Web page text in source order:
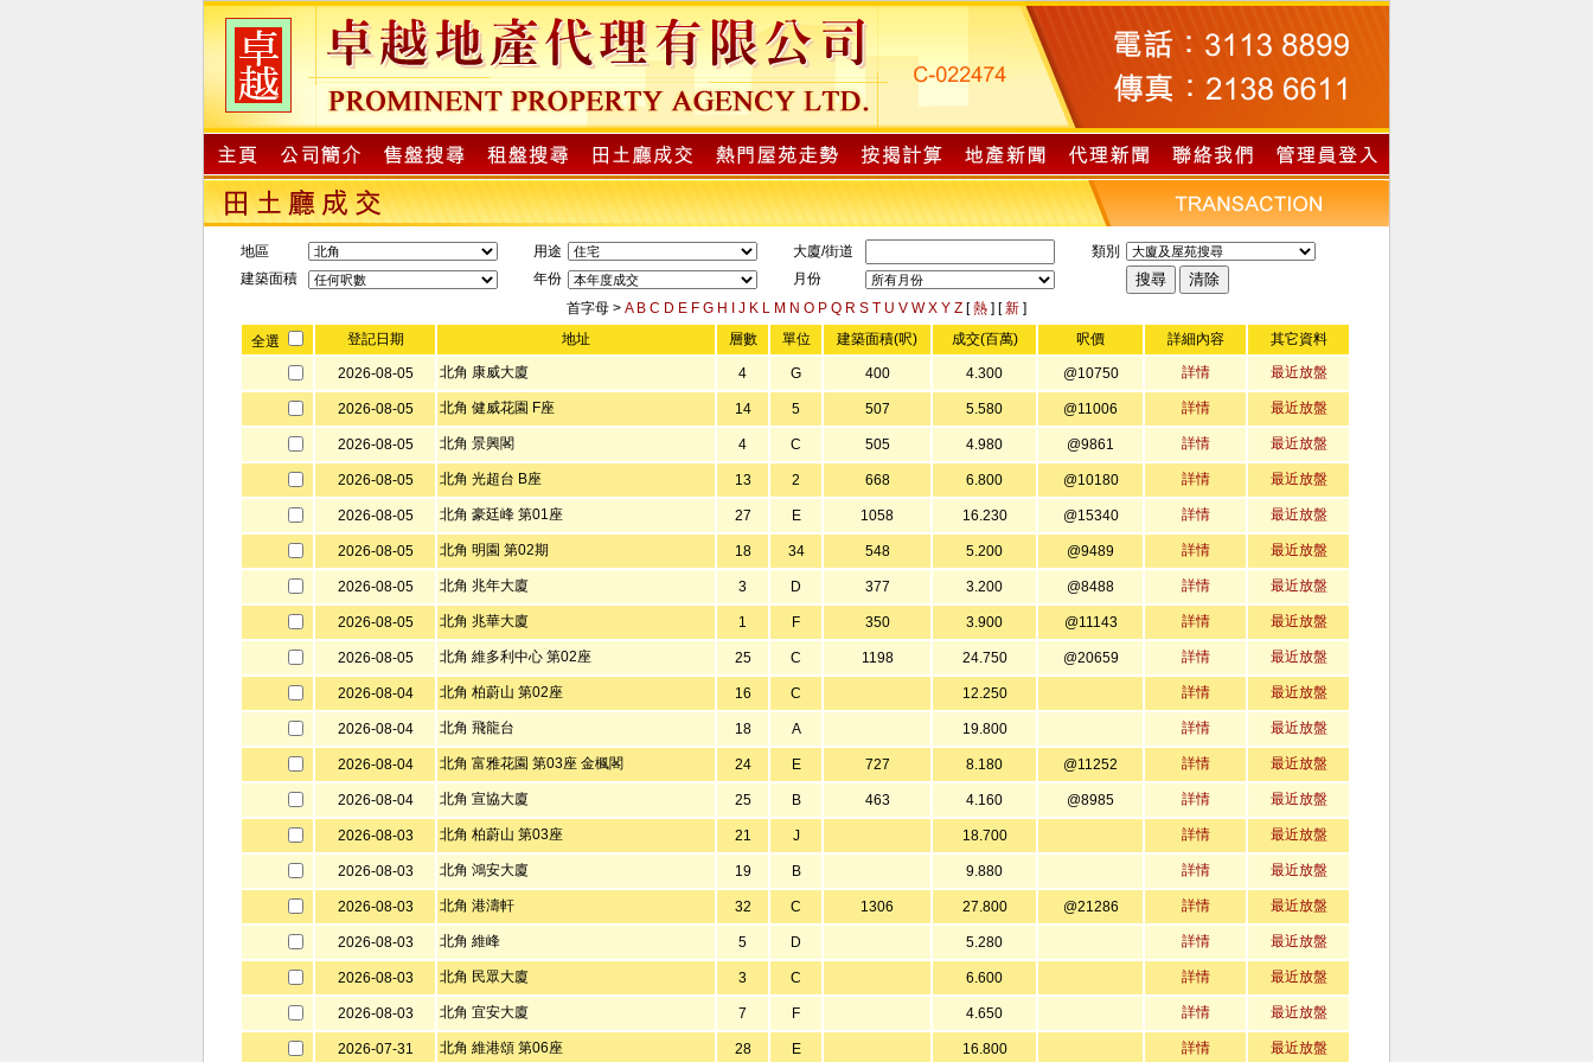
地區 用途 大廈/街道
類別
建築面積
年份
月份
首字母 > A B C D E F G H J K L M N O P Q R S T U V W X Y Z [熱 ] [新 ]
全選
登記日期 地址 層數 單位 建築面積(呎) 成交(百萬) 呎價 詳細內容 其它資料
2026-08-05 北角 康威大廈 4 G 400 4.300 @10750 詳情 最近放盤
2026-08-05 北角 健威花園 F座 14 5 507 5.580 @11006 詳情 最近放盤
2026-08-05 北角 景興閣 4 C 505 4.980 @9861 詳情 最近放盤
2026-08-05 北角 光超台 B座 13 2 668 6.800 @10180 詳情 最近放盤
2026-08-05 北角 豪廷峰 第01座 27 E 1058 16.230 @15340 詳情 最近放盤
2026-08-05 北角 明園 第02期 18 34 548 5.200 @9489 詳情 最近放盤
2026-08-05 北角 兆年大廈 3 D 377 3.200 @8488 詳情 最近放盤
2026-08-05 北角 兆華大廈 1 F 350 3.900 @11143 詳情 最近放盤
2026-08-05 北角 維多利中心 第02座 25 C 1198 24.750 @20659 詳情 最近放盤
2026-08-04 北角 柏蔚山 第02座 16 C 12.250 詳情 最近放盤
2026-08-04 北角 飛龍台 18 A 19.800 詳情 最近放盤
2026-08-04 北角 富雅花園 第03座 金楓閣 24 E 727 8.180 @11252 詳情 最近放盤
2026-08-04 北角 宣協大廈 25 B 463 4.160 @8985 詳情 最近放盤
2026-08-03 北角 柏蔚山 第03座 21 J 18.700 詳情 最近放盤
2026-08-03 北角 鴻安大廈 19 B 9.880 詳情 最近放盤
2026-08-03 北角 港濤軒 32 C 1306 27.800 @21286 詳情 最近放盤
2026-08-03 北角 維峰 5 D 5.280 詳情 最近放盤
2026-08-03 北角 民眾大廈 3 C 6.600 詳情 最近放盤
2026-08-03 北角 宜安大廈 7 F 4.650 詳情 最近放盤
2026-07-31 北角 維港頌 第06座 28 E 16.800 詳情 最近放盤